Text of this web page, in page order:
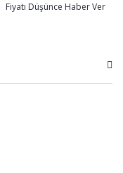
Fiyatı Düşünce Haber Ver